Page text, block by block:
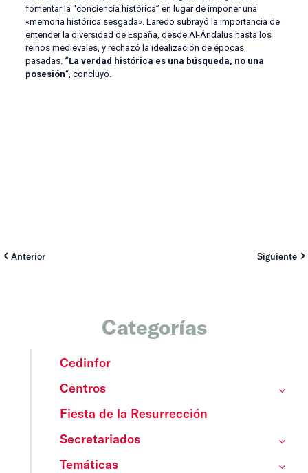
fomentar la “conciencia histórica” en lugar de imponer una
«memoria histórica sesgada». Laredo subrayó la importancia de
entender la diversidad de España, desde Al-Ándalus hasta los
reinos medievales, y rechazó la idealización de épocas
pasadas. “La verdad histórica es una búsqueda, no una
posesión“, concluyó.
Anterior Siguiente
Categorías
Cedinfor
Centros
Fiesta de la Resurrección
Secretariados
Temáticas